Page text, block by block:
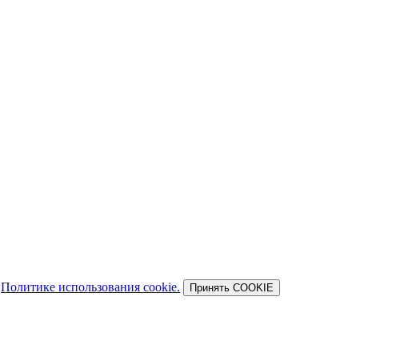
Политике использования cookie. Принять COOKIE